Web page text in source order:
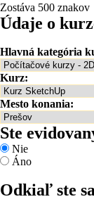
Zostáva 500 znakov
Údaje o
Hlavná kategória
Kurz:
Mesto konania:
Ste
Nie
Áno
Odkiaľ ste